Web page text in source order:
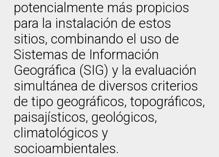
potencialmente más propicios
para la instalación de estos
sitios, combinando el uso de
Sistemas de Información
Geográfica (SIG) y la evaluación
simultánea de diversos criterios
de tipo geográficos, topográficos,
paisajísticos, geológicos,
climatológicos y
socioambientales.